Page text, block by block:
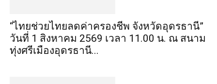
“ไทยช่วยไทยลดค่าครองชีพ จังหวัดอุดรธานี”
วันที่ 1 สิงหาคม 2569 เวลา 11.00 น. ณ สนาม
ทุ่งศรีเมืองอุดรธานี...